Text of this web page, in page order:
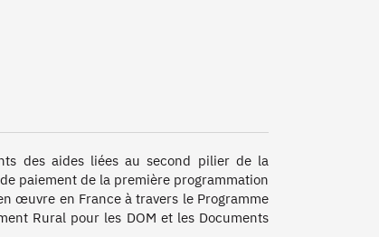
des aides liées au second pilier de la
paiement de la première programmation
œuvre en France à travers le Programme
Rural pour les DOM et les Documents